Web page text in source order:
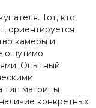
Тот, кто
ориентируется
камеры и
ощутимо
Опытный
тип матрицы
конкретных